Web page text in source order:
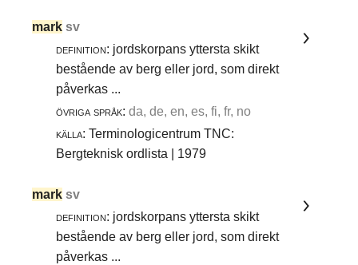
mark sv
definition: jordskorpans yttersta skikt
bestående av berg eller jord, som direkt
påverkas ...
övriga språk: da, de, en, es, fi, fr, no
källa: Terminologicentrum TNC:
Bergteknisk ordlista | 1979
mark sv
definition: jordskorpans yttersta skikt
bestående av berg eller jord, som direkt
påverkas ...